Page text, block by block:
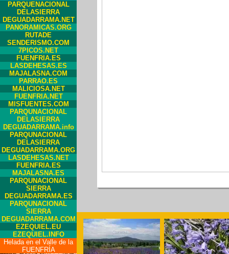
PARQUENACIONAL
DELASIERRA
DEGUADARRAMA.NET
PANORAMICAS.ORG
RUTADE
SENDERISMO.COM
7PICOS.NET
FUENFRIA.ES
LASDEHESAS.ES
MAJALASNA.COM
PARRAO.ES
MALICIOSA.NET
FUENFRIA.NET
MISFUENTES.COM
PARQUNACIONAL
DELASIERRA
DEGUADARRAMA.info
PARQUNACIONAL
DELASIERRA
DEGUADARRAMA.ORG
LASDEHESAS.NET
FUENFRIA.ES
MAJALASNA.ES
PARQUNACIONAL
SIERRA
DEGUADARRAMA.ES
PARQUNACIONAL
SIERRA
DEGUADARRAMA.COM
EZEQUIEL.EU
EZEQUIEL.INFO
Helada en el Valle de la
FUENFRÍA